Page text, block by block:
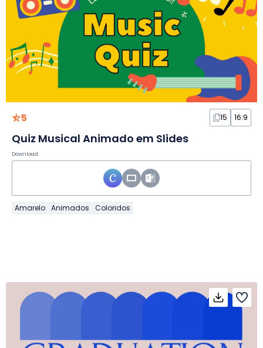
5 15 16:9
Quiz Musical Animado em Slides
Download
Amarelo Animados Coloridos